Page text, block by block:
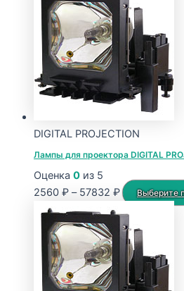
DIGITAL PROJECTION
Лампы для проектора DIGITAL
Оценка 0 из 5
2560 ₽ – 57832 ₽Диапазон
2560 ₽
57832 ₽
Выберите